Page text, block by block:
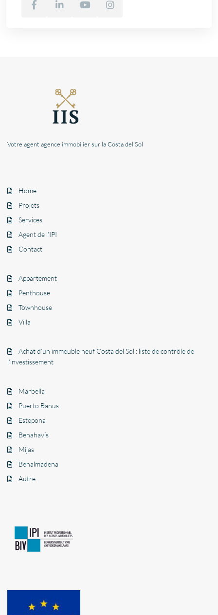
Votre agent agence immobilier sur la Costa del Sol
Home
Projets
Services
Agent de l’IPI
Contact
Appartement
Penthouse
Townhouse
Villa
Achat d’un immeuble neuf Costa del Sol : liste de contrôle de
l’investissement
Marbella
Puerto Banus
Estepona
Benahavís
Mijas
Benalmádena
Autre